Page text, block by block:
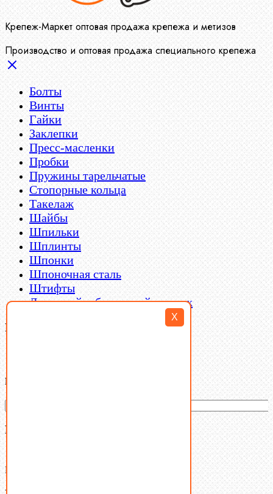
X
Крепеж-Маркет оптовая продажа крепежа и метизов
Производство и оптовая продажа специального крепежа
Болты
Винты
Гайки
Заклепки
Пресс-масленки
Пробки
Пружины тарельчатые
Стопорные кольца
Такелаж
Шайбы
Шпильки
Шплинты
Шпонки
Шпоночная сталь
Штифты
Латунный и бронзовый крепеж
Filter By
Категории товаров
Ваша корзина
В корзине нет товаров.